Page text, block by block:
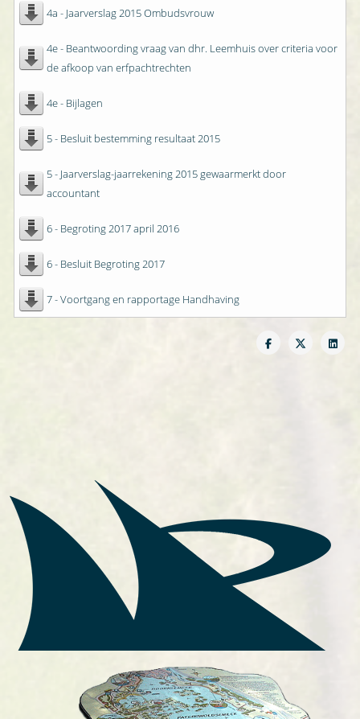
4a - Jaarverslag 2015 Ombudsvrouw
4e - Beantwoording vraag van dhr. Leemhuis over criteria voor
de afkoop van erfpachtrechten
4e - Bijlagen
5 - Besluit bestemming resultaat 2015
5 - Jaarverslag-jaarrekening 2015 gewaarmerkt door
accountant
6 - Begroting 2017 april 2016
6 - Besluit Begroting 2017
7 - Voortgang en rapportage Handhaving